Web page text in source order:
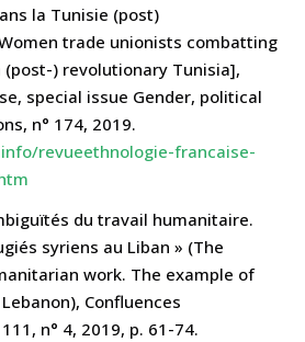
la Tunisie (post)
trade unionists combatting
) revolutionary Tunisia],
special issue Gender, political
n° 174, 2019.
revueethnologie-francaise-
du travail humanitaire.
syriens au Liban » (The
work. The example of
Confluences
n° 4, 2019, p. 61-74.